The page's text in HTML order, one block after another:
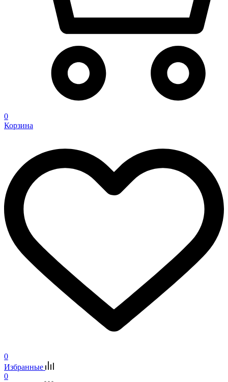
0
Корзина
0
Избранные
0